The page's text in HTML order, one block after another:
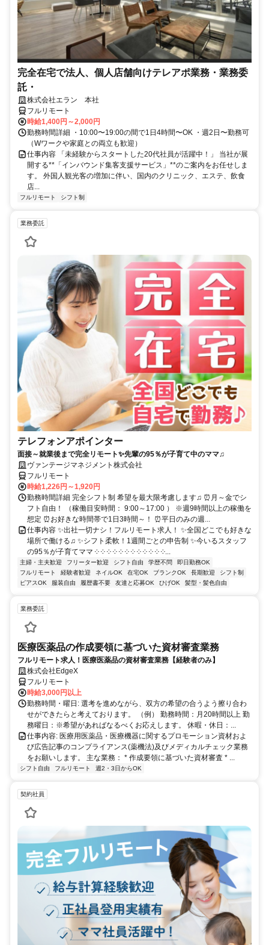
完全在宅で法人、個人店舗向けテレアポ業務・業務委
託・
株式会社エラン 本社
フルリモート
時給1,400円～2,000円
勤務時間詳細 ・10:00〜19:00の間で1日4時間〜OK ・週2日〜勤務可
（Wワークや家庭との両立も歓迎）
仕事内容 「未経験からスタートした20代社員が活躍中！」 当社が展
開する**「インバウンド集客支援サービス」**のご案内をお任せしま
す。 外国人観光客の増加に伴い、国内のクリニック、エステ、飲食
店...
フルリモート シフト制
業務委託
テレフォンアポインター
面接～就業後まで完全リモート✨先輩の95％が子育て中のママ♫
ヴァンテージマネジメント株式会社
フルリモート
時給1,226円～1,920円
勤務時間詳細 完全シフト制 希望を最大限考慮します♫ ⏰月～金でシ
フト自由！ （稼働目安時間： 9:00～17:00 ） ※週9時間以上の稼働を
想定 ⏰お好きな時間帯で1日3時間～！ ⏰平日のみの週...
仕事内容 ✨出社一切ナシ！フルリモート求人！ ✨全国どこでも好きな
場所で働ける♫ ✨シフト柔軟！1週間ごとの申告制 ✨今いるスタッフ
の95％が子育てママ ༶ ༶ ༶ ༶ ༶ ༶ ༶ ༶ ༶ ༶ ༶ ༶...
主婦・主夫歓迎 フリーター歓迎 シフト自由 学歴不問
即日勤務OK
フルリモート
経験者歓迎 ネイルOK 在宅OK ブランクOK 長期歓迎
シフト制
ピアスOK
服装自由 履歴書不要 友達と応募OK ひげOK 髪型・髪色自由
業務委託
医療医薬品の作成要領に基づいた資材審査業務
フルリモート求人！医療医薬品の資材審査業務【経験者のみ】
株式会社EdgeX
フルリモート
時給3,000円以上
勤務時間・曜日: 選考を進めながら、双方の希望の合うよう擦り合わ
せができたらと考えております。 （例） 勤務時間：月20時間以上 勤
務曜日：※希望があればなるべくお応えします。 休暇・休日：...
仕事内容: 医療用医薬品・医療機器に関するプロモーション資材およ
び広告記事のコンプライアンス(薬機法)及びメディカルチェック業務
をお願いします。 主な業務： * 作成要領に基づいた資材審査 * ...
シフト自由 フルリモート 週2・3日からOK
契約社員